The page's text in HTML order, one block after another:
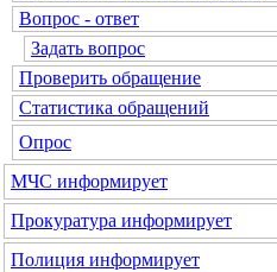
Вопрос - ответ
Задать вопрос
Проверить обращение
Статистика обращений
Опрос
МЧС информирует
Прокуратура информирует
Полиция информирует